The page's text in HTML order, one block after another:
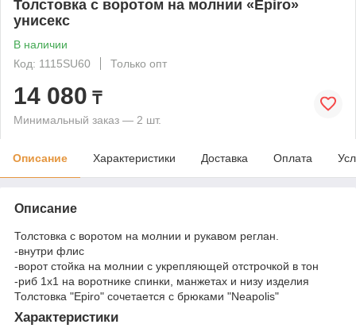
Толстовка с воротом на молнии «Epiro»
унисекс
В наличии
Код: 1115SU60
Только опт
14 080 ₸
Минимальный заказ — 2 шт.
Описание Характеристики Доставка Оплата
Описание
Толстовка с воротом на молнии и рукавом реглан.
-внутри флис
-ворот стойка на молнии с укрепляющей отстрочкой в тон
-риб 1х1 на воротнике спинки, манжетах и низу изделия
Толстовка "Epiro" сочетается с брюками "Neapolis"
Характеристики